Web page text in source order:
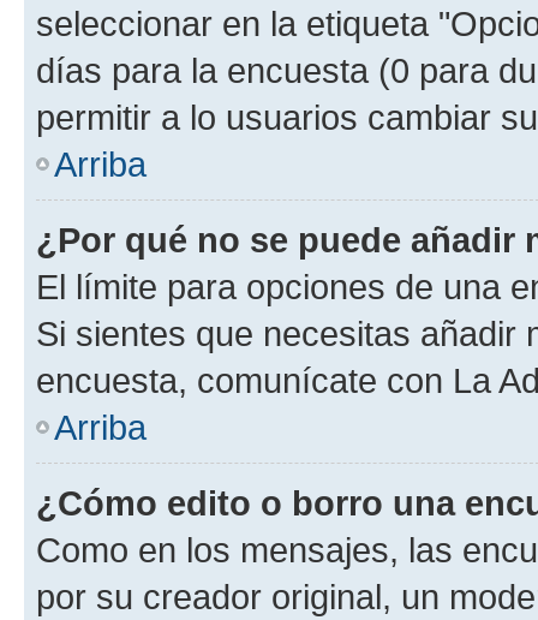
seleccionar en la etiqueta
días para la encuesta (0 para
permitir a lo usuarios cambiar
Arriba
¿Por qué no se puede añadir
El límite para opciones de una
Si sientes que necesitas añadir
encuesta, comunícate con La
Arriba
¿Cómo edito o borro una
Como en los mensajes, las
por su creador original, un